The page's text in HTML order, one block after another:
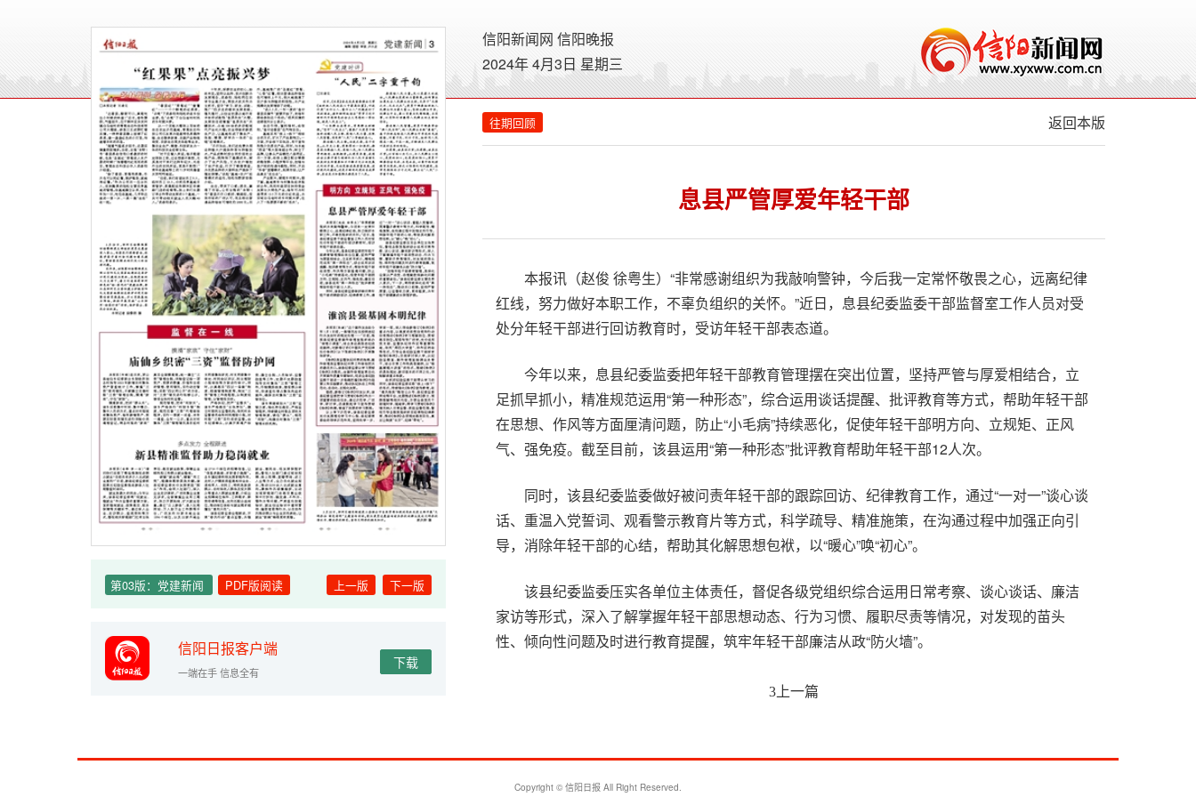
第03版：党建新闻 PDF版阅读 上一版 下一版
信阳日报客户端
一端在手 信息全有
下载
信阳新闻网 信阳晚报
2024年 4月3日 星期三
往期回顾 返回本版
息县严管厚爱年轻干部
本报讯（赵俊 徐粤生）“非常感谢组织为我敲响警钟，今后我一定常怀敬畏之心，远离纪律
红线，努力做好本职工作，不辜负组织的关怀。”近日，息县纪委监委干部监督室工作人员对受
处分年轻干部进行回访教育时，受访年轻干部表态道。
今年以来，息县纪委监委把年轻干部教育管理摆在突出位置，坚持严管与厚爱相结合，立
足抓早抓小，精准规范运用“第一种形态”，综合运用谈话提醒、批评教育等方式，帮助年轻干部
在思想、作风等方面厘清问题，防止“小毛病”持续恶化，促使年轻干部明方向、立规矩、正风
气、强免疫。截至目前，该县运用“第一种形态”批评教育帮助年轻干部12人次。
同时，该县纪委监委做好被问责年轻干部的跟踪回访、纪律教育工作，通过“一对一”谈心谈
话、重温入党誓词、观看警示教育片等方式，科学疏导、精准施策，在沟通过程中加强正向引
导，消除年轻干部的心结，帮助其化解思想包袱，以“暖心”唤“初心”。
该县纪委监委压实各单位主体责任，督促各级党组织综合运用日常考察、谈心谈话、廉洁
家访等形式，深入了解掌握年轻干部思想动态、行为习惯、履职尽责等情况，对发现的苗头
性、倾向性问题及时进行教育提醒，筑牢年轻干部廉洁从政“防火墙”。
“加强年轻干部教育管理，是深化全面从严治党、治理腐败低龄化问题的重要途径。”该县纪
3上一篇
Copyright © 信阳日报 All Right Reserved.